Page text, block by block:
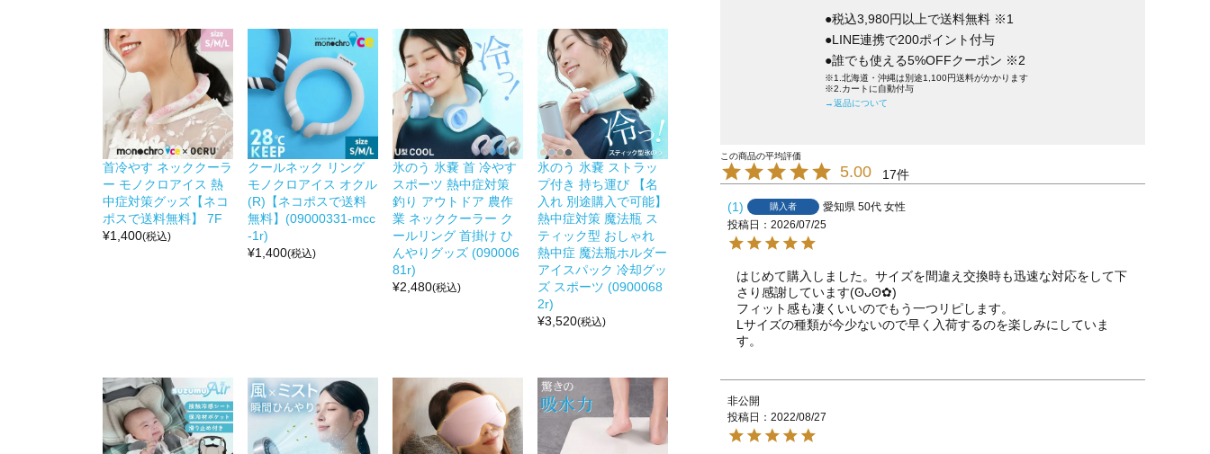
首冷やす ネッククーラ
ー モノクロアイス 熱
中症対策グッズ【ネコ
ポスで送料無料】 7F
¥1,400(税込)
クールネック リング
モノクロアイス オクル
(R)【ネコポスで送料
無料】(09000331-mcc
-1r)
¥1,400(税込)
氷のう 氷嚢 首 冷やす
スポーツ 熱中症対策
釣り アウトドア 農作
業 ネッククーラー ク
ールリング 首掛け ひ
んやりグッズ (090006
81r)
¥2,480(税込)
氷のう 氷嚢 ストラッ
プ付き 持ち運び 【名
入れ 別途購入で可能】
熱中症対策 魔法瓶 ス
ティック型 おしゃれ
熱中症 魔法瓶ホルダー
アイスパック 冷却グッ
ズ スポーツ (0900068
2r)
¥3,520(税込)
●税込3,980円以上で送料無料 ※1
●LINE連携で200ポイント付与
●誰でも使える5%OFFクーポン ※2
※1.北海道・沖縄は別途1,100円送料がかかります
※2.カートに自動付与
→返品について
5.00 17
1 購入者 愛知県 50代 女性
投稿日
2026/07/25
はじめて購入しました。サイズを間違え交換時も迅速な対応をして下
さり感謝しています(⁠ʘ⁠ᴗ⁠ʘ⁠✿⁠)
フィット感も凄くいいのでもう一つリピします。
Lサイズの種類が今少ないので早く入荷するのを楽しみにしていま
す。
非公開
投稿日
2022/08/27